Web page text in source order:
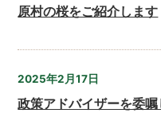
原村の桜をご紹介します
2025年2月17日
政策アドバイザーを委嘱